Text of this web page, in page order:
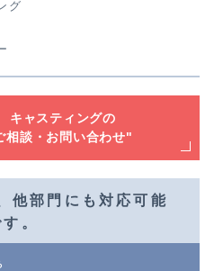
グ
キャスティングの
相談・お問い合わせ"
他部門にも対応可能
。